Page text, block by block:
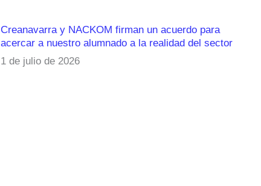
Creanavarra y NACKOM firman un acuerdo para
acercar a nuestro alumnado a la realidad del sector
1 de julio de 2026